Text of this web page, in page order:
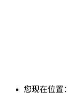
您现在位置：